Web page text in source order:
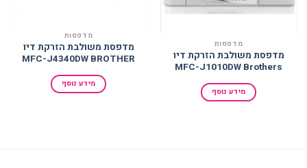
מדפסות
מדפסת משולבת הזרקת דיו
MFC-J1010DW Brothers
מידע נוסף
מדפסות
מדפסת משולבת הזרקת דיו
MFC-J4340DW BROTHER
מידע נוסף